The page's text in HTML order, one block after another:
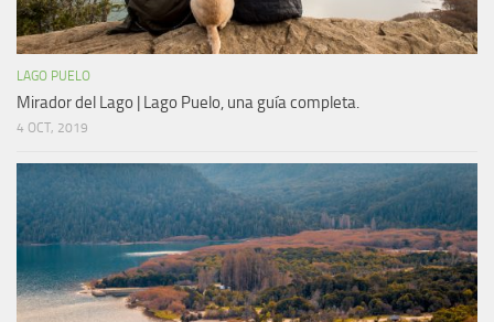
LAGO PUELO
Mirador del Lago | Lago Puelo, una guía completa.
4 OCT, 2019